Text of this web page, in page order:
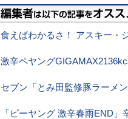
食えばわかるさ！ アスキー・
激辛ペヤング
セブン「とみ田監修豚ラーメ
「ピーヤング 激辛春雨END」